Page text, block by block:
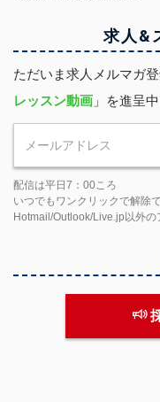
求人&
ただいま求人メルマガ
レッスン動画 」を進呈中
配信は平日7：00ころ
いつでもワンクリックで解除
Hotmail/Outlook/Live.jp以外